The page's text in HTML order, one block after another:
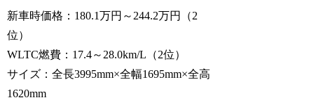
新車時価格：180.1万円～244.2万円（2
位）
WLTC燃費：17.4～28.0km/L（2位）
サイズ：全長3995mm×全幅1695mm×全高
1620mm